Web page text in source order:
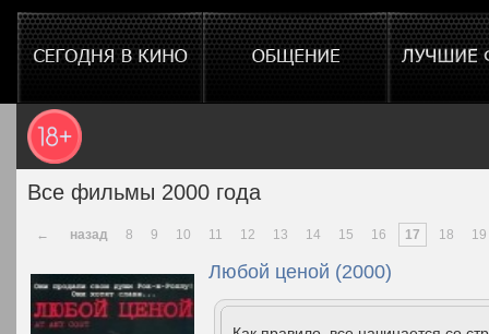
Все фильмы 2000 года
← назад 8 9 10 11 12 13 14 15 16 17 18 19
Любой ценой (2000)